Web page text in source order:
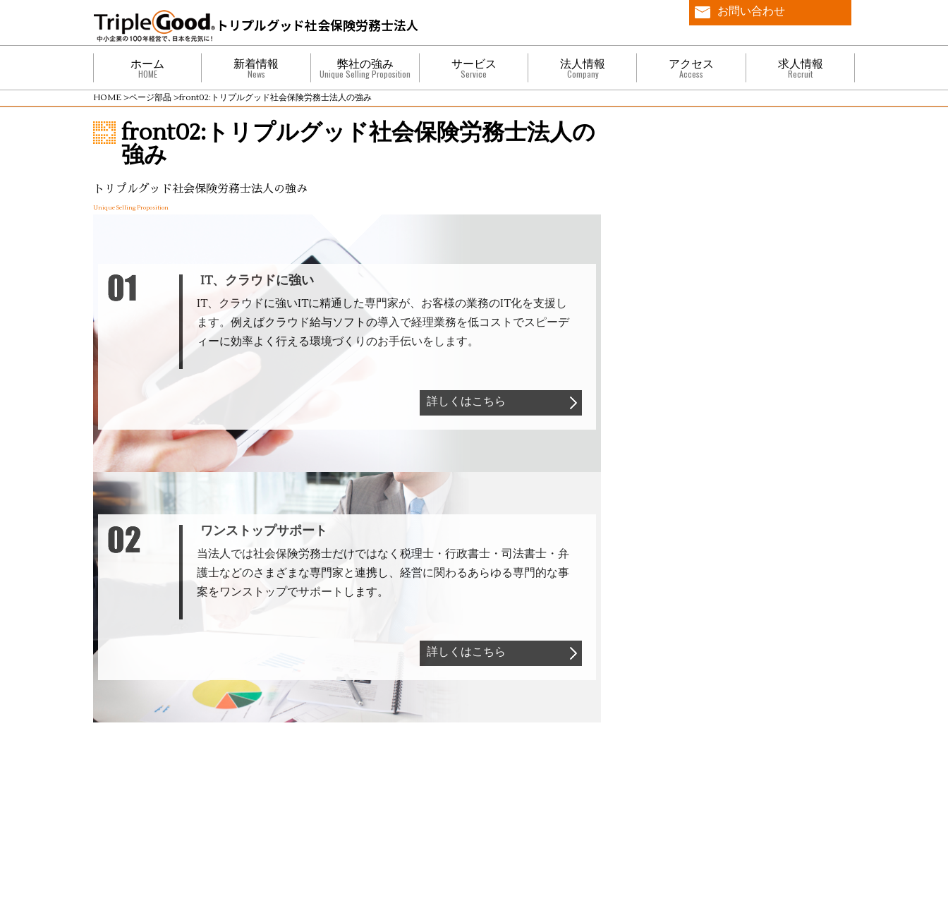
お問い合わせ
ホーム
HOME
新着情報
News
弊社の強み
Unique Selling Proposition
サービス
Service
法人情報
Company
アクセス
Access
求人情報
Recruit
HOME >ページ部品 >front02:トリプルグッド社会保険労務士法人の強み
front02:トリプルグッド社会保険労務士法人の
強み
トリプルグッド社会保険労務士法人の強み
Unique Selling Proposition
IT、クラウドに強い
IT、クラウドに強いITに精通した専門家が、お客様の業務のIT化を支援し
ます。例えばクラウド給与ソフトの導入で経理業務を低コストでスピーデ
ィーに効率よく行える環境づくりのお手伝いをします。
詳しくはこちら
ワンストップサポート
当法人では社会保険労務士だけではなく税理士・行政書士・司法書士・弁
護士などのさまざまな専門家と連携し、経営に関わるあらゆる専門的な事
案をワンストップでサポートします。
詳しくはこちら